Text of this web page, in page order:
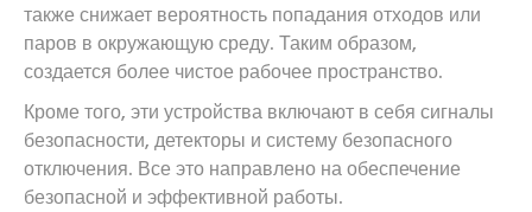
также снижает вероятность попадания отходов или
паров в окружающую среду. Таким образом,
создается более чистое рабочее пространство.
Кроме того, эти устройства включают в себя сигналы
безопасности, детекторы и систему безопасного
отключения. Все это направлено на обеспечение
безопасной и эффективной работы.